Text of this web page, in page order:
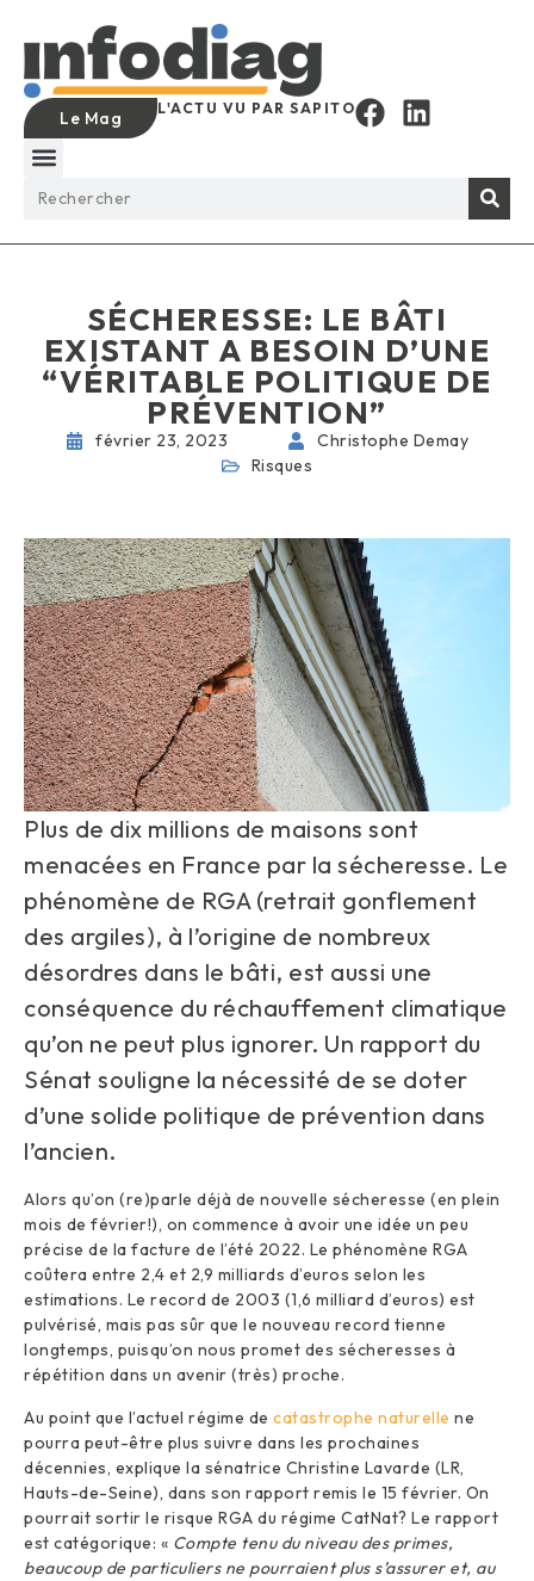
Le Mag L'ACTU VU PAR SAPITO
SÉCHERESSE: LE BÂTI
EXISTANT A BESOIN D’UNE
“VÉRITABLE POLITIQUE DE
PRÉVENTION”
février 23, 2023
Christophe Demay
Risques
Plus de dix millions de maisons sont
menacées en France par la sécheresse. Le
phénomène de RGA (retrait gonflement
des argiles), à l’origine de nombreux
désordres dans le bâti, est aussi une
conséquence du réchauffement climatique
qu’on ne peut plus ignorer. Un rapport du
Sénat souligne la nécessité de se doter
d’une solide politique de prévention dans
l’ancien.
Alors qu’on (re)parle déjà de nouvelle sécheresse (en plein
mois de février!), on commence à avoir une idée un peu
précise de la facture de l’été 2022. Le phénomène RGA
coûtera entre 2,4 et 2,9 milliards d’euros selon les
estimations. Le record de 2003 (1,6 milliard d’euros) est
pulvérisé, mais pas sûr que le nouveau record tienne
longtemps, puisqu’on nous promet des sécheresses à
répétition dans un avenir (très) proche.
Au point que l’actuel régime de catastrophe naturelle ne
pourra peut-être plus suivre dans les prochaines
décennies, explique la sénatrice Christine Lavarde (LR,
Hauts-de-Seine), dans son rapport remis le 15 février. On
pourrait sortir le risque RGA du régime CatNat? Le rapport
est catégorique: « Compte tenu du niveau des primes,
beaucoup de particuliers ne pourraient plus s’assurer et, au